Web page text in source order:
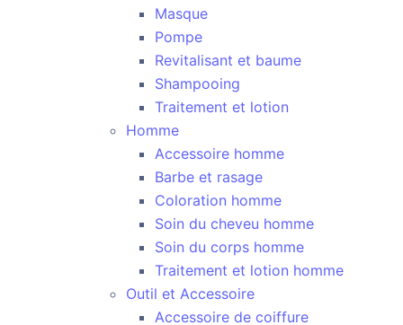
Masque
Pompe
Revitalisant et baume
Shampooing
Traitement et lotion
Homme
Accessoire homme
Barbe et rasage
Coloration homme
Soin du cheveu homme
Soin du corps homme
Traitement et lotion homme
Outil et Accessoire
Accessoire de coiffure